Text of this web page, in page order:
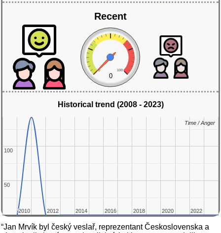
Recent
0 100
0
Historical trend (2008 - 2023)
2010
2010 2012
2012 2014
2014 2016
2016 2018
2018 2020
2020 2022
2022
50
50
100
100
Time / Anger
Time / Anger
“Jan Mrvík byl český veslař, reprezentant Československa a